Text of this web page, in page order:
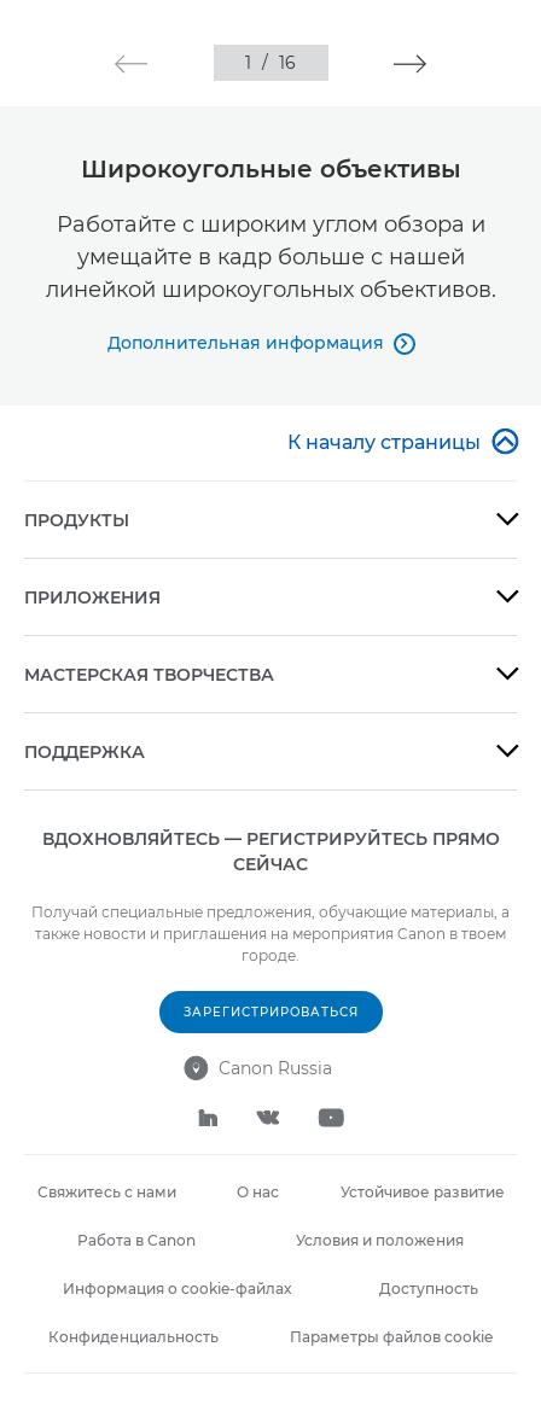
1 / 16
Широкоугольные объективы
Работайте с широким углом обзора и
умещайте в кадр больше с нашей
линейкой широкоугольных объективов.
Дополнительная информация 
К началу страницы 
ПРОДУКТЫ 
ПРИЛОЖЕНИЯ 
МАСТЕРСКАЯ ТВОРЧЕСТВА 
ПОДДЕРЖКА 
ВДОХНОВЛЯЙТЕСЬ — РЕГИСТРИРУЙТЕСЬ ПРЯМО
СЕЙЧАС
Получай специальные предложения, обучающие материалы, а
также новости и приглашения на мероприятия Canon в твоем
городе.
ЗАРЕГИСТРИРОВАТЬСЯ
 Canon Russia
  
Свяжитесь с нами О нас Устойчивое развитие
Работа в Canon Условия и положения
Информация о cookie-файлах Доступность
Конфиденциальность Параметры файлов cookie